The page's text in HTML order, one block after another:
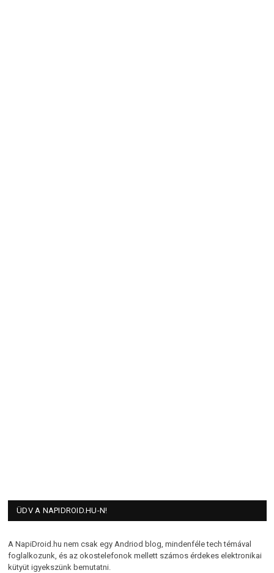
ÜDV A NAPIDROID.HU-N!
A NapiDroid.hu nem csak egy Andriod blog, mindenféle tech témával
foglalkozunk, és az okostelefonok mellett számos érdekes elektronikai
kütyüt igyekszünk bemutatni.